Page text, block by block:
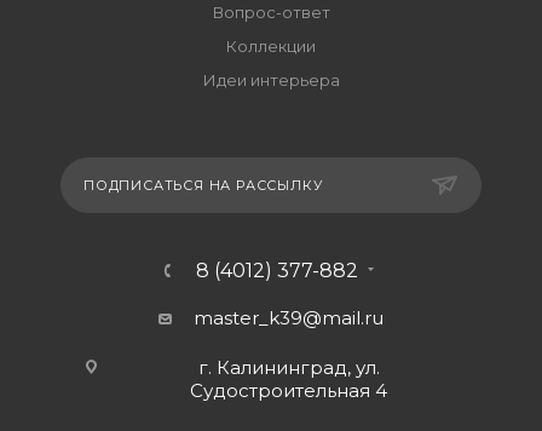
Вопрос-ответ
Коллекции
Идеи интерьера
ПОДПИСАТЬСЯ НА РАССЫЛКУ
8 (4012) 377-882
master_k39@mail.ru
г. Калининград, ул.
Судостроительная 4